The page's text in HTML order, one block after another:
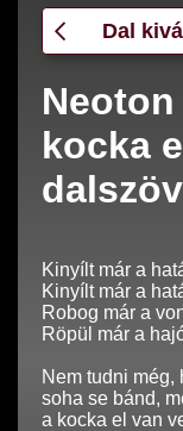
Dal
kocka
Kinyílt már a
Kinyílt már a
Robog már a
Röpül már a
Nem tudni még,
soha se bánd,
a kocka el van